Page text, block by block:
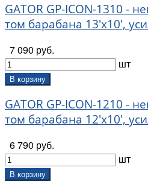
GATOR GP-ICON-1310 -
том барабана 13'х10',
7 090 руб.
шт
В корзину
GATOR GP-ICON-1210 -
том барабана 12'х10',
6 790 руб.
шт
В корзину